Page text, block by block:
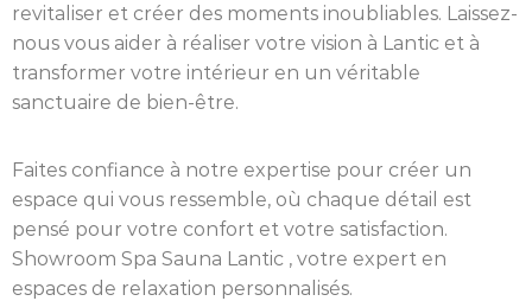
revitaliser et créer des moments inoubliables. Laissez-
nous vous aider à réaliser votre vision à Lantic et à
transformer votre intérieur en un véritable
sanctuaire de bien-être.
Faites confiance à notre expertise pour créer un
espace qui vous ressemble, où chaque détail est
pensé pour votre confort et votre satisfaction.
Showroom Spa Sauna Lantic , votre expert en
espaces de relaxation personnalisés.